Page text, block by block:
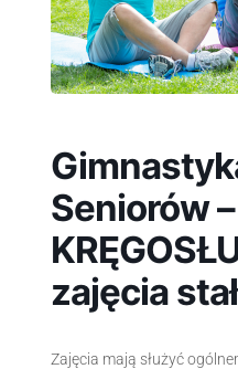
Seniorów
zajęcia
Zajęcia mają służyć